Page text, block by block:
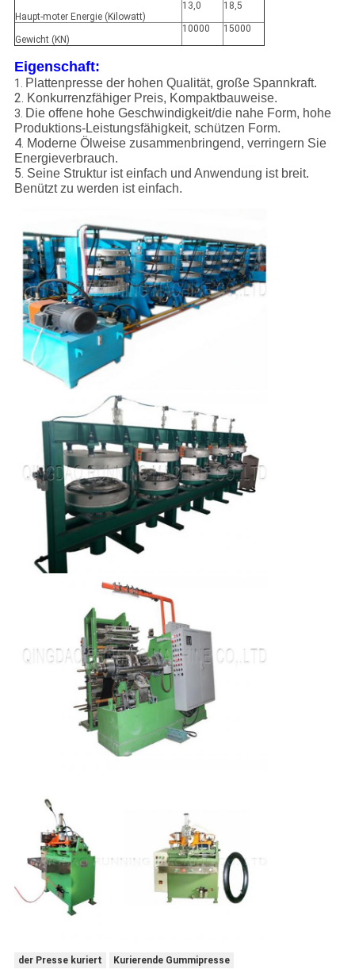
Haupt-moter Energie (Kilowatt)
13,0 18,5
Gewicht (KN)
10000 15000
Eigenschaft:
1. Plattenpresse der hohen Qualität, große Spannkraft.
2. Konkurrenzfähiger Preis, Kompaktbauweise.
3. Die offene hohe Geschwindigkeit/die nahe Form, hohe
Produktions-Leistungsfähigkeit, schützen Form.
4. Moderne Ölweise zusammenbringend, verringern Sie
Energieverbrauch.
5. Seine Struktur ist einfach und Anwendung ist breit.
Benützt zu werden ist einfach.
der Presse kuriert
Kurierende Gummipresse